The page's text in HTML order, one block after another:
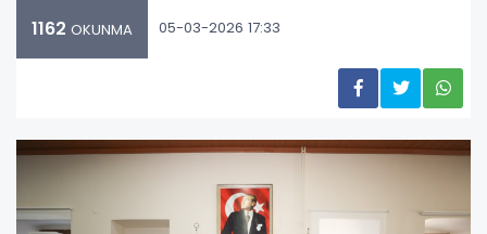
1162 OKUNMA 05-03-2026 17:33